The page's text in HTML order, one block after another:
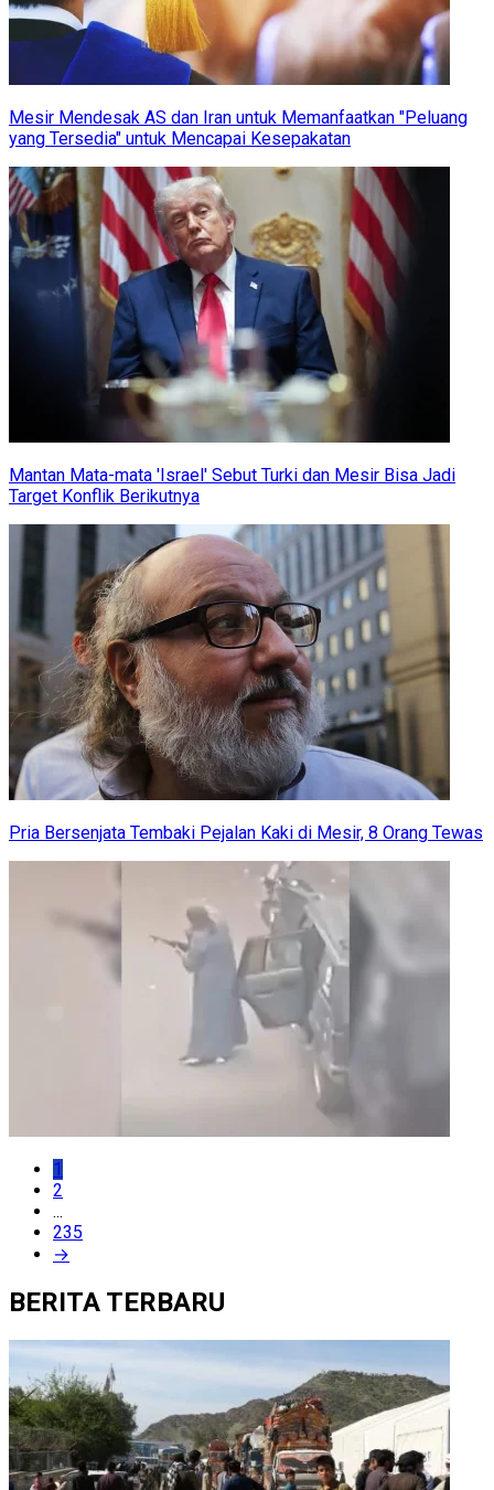
Mesir Mendesak AS dan Iran untuk Memanfaatkan "Peluang
yang Tersedia" untuk Mencapai Kesepakatan
Mantan Mata-mata 'Israel' Sebut Turki dan Mesir Bisa Jadi
Target Konflik Berikutnya
Pria Bersenjata Tembaki Pejalan Kaki di Mesir, 8 Orang Tewas
1
2
...
235
→
BERITA TERBARU